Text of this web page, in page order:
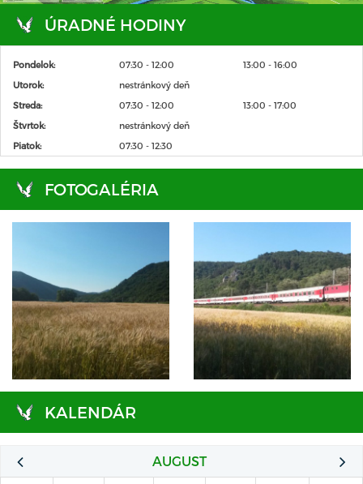
ÚRADNÉ HODINY
Pondelok: 07:30 - 12:00
13:00 - 16:00
Utorok:
nestránkový deň
Streda:
07:30 - 12:00
13:00 - 17:00
Štvrtok:
nestránkový deň
Piatok:
07:30 - 12:30
FOTOGALÉRIA
KALENDÁR
AUGUST